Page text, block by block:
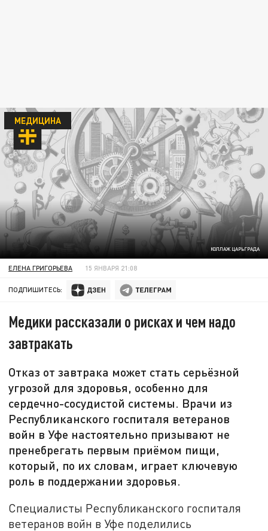
КОЛЛАЖ ЦАРЬГРАДА
МЕДИЦИНА
ЕЛЕНА ГРИГОРЬЕВА 15 ЯНВАРЯ 21:08
ПОДПИШИТЕСЬ:
Медики рассказали о рисках и чем надо
завтракать
Отказ от завтрака может стать серьёзной
угрозой для здоровья, особенно для
сердечно-сосудистой системы. Врачи из
Республиканского госпиталя ветеранов
войн в Уфе настоятельно призывают не
пренебрегать первым приёмом пищи,
который, по их словам, играет ключевую
роль в поддержании здоровья.
Специалисты Республиканского госпиталя
ветеранов войн в Уфе поделились